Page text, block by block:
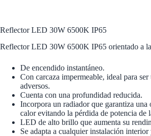
Reflector LED 30W 6500K IP65
Reflector LED 30W 6500K IP65 orientado a
De encendido instantáneo.
Con carcaza impermeable, ideal para
adversos.
Cuenta con una profundidad reducida.
Incorpora un radiador que garantiza una
calor evitando la pérdida de potencia de
LED de alto brillo que aumenta su
Se adapta a cualquier instalación interior